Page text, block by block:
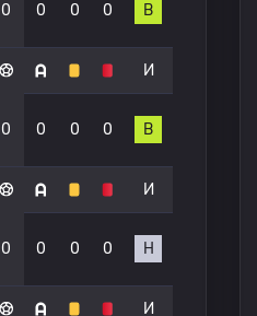
0 0 0 0 В
И
0 0 0 0 В
И
0 0 0 0 Н
И